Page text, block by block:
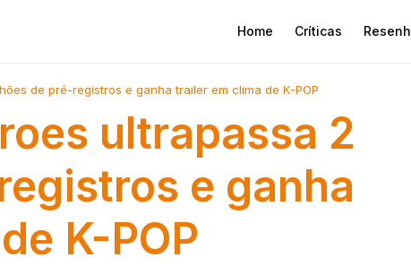
Home Críticas
de pré-registros e ganha trailer em clima de K-POP
ultrapassa 2
e ganha
K-POP